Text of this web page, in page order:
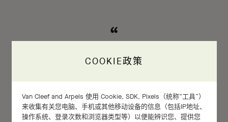
Every stone has a soul of its own.
Claude Arpels
COOKIE政策
Van Cleef and Arpels 使用 Cookie, SDK, Pixels（统称“工具”）
来收集有关您电脑、手机或其他移动设备的信息（包括IP地址、
操作系统、登录次数和浏览器类型等）以便能辨识您、提供您